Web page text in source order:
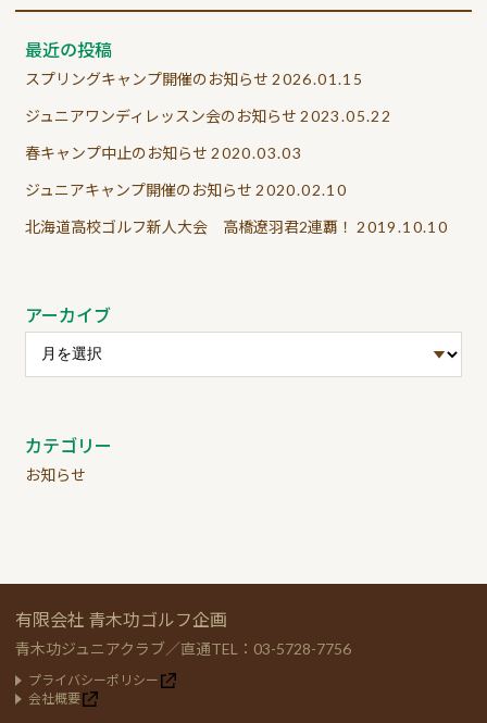
最近の投稿
スプリングキャンプ開催のお知らせ 2026.01.15
ジュニアワンディレッスン会のお知らせ 2023.05.22
春キャンプ中止のお知らせ 2020.03.03
ジュニアキャンプ開催のお知らせ 2020.02.10
北海道高校ゴルフ新人大会 高橋遼羽君2連覇！ 2019.10.10
アーカイブ
カテゴリー
お知らせ
有限会社 青木功ゴルフ企画
青木功ジュニアクラブ／直通TEL：03-5728-7756
プライバシーポリシー
会社概要